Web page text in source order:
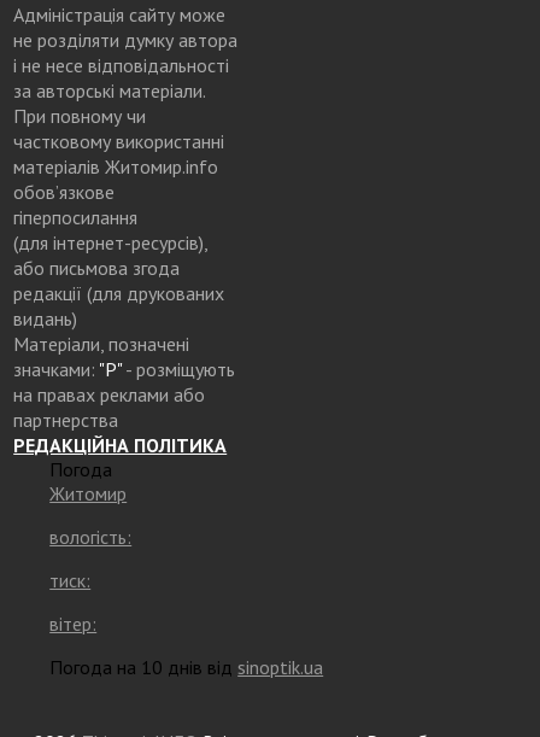
Адміністрація сайту може
не розділяти думку автора
і не несе відповідальності
за авторські матеріали.
При повному чи
частковому використанні
матеріалів Житомир.info
обов’язкове
гіперпосилання
(для інтернет-ресурсів),
або письмова згода
редакції (для друкованих
видань)
Матеріали, позначені
значками: "Р"- розміщують
на правах реклами або
партнерства
РЕДАКЦІЙНА ПОЛІТИКА
Погода
Житомир
вологість:
тиск:
вітер:
Погода на 10 днів від sinoptik.ua